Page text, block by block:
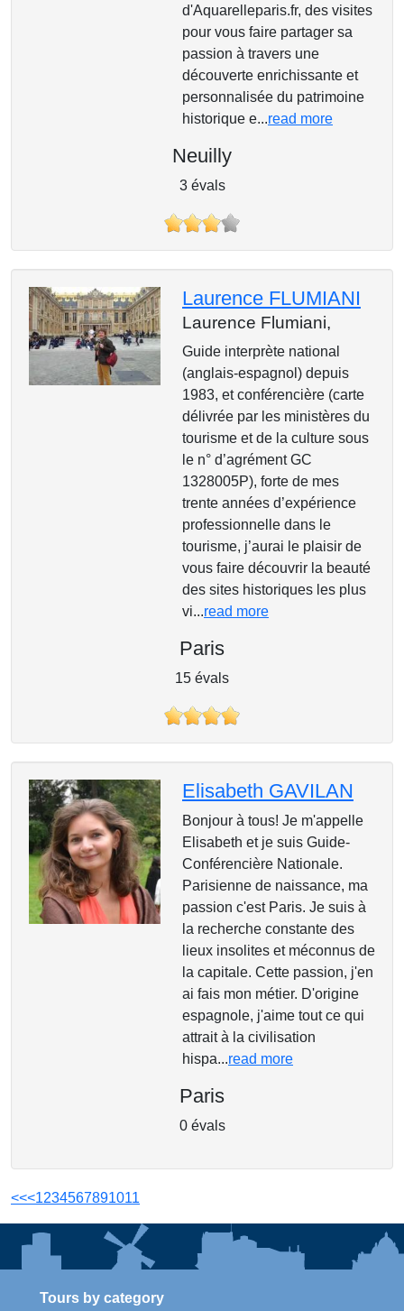
d'Aquarelleparis.fr, des visites
pour vous faire partager sa
passion à travers une
découverte enrichissante et
personnalisée du patrimoine
historique e...read more
Neuilly
3 évals
Laurence FLUMIANI
Laurence Flumiani,
Guide interprète national
(anglais-espagnol) depuis
1983, et conférencière (carte
délivrée par les ministères du
tourisme et de la culture sous
le n° d’agrément GC
1328005P), forte de mes
trente années d’expérience
professionnelle dans le
tourisme, j’aurai le plaisir de
vous faire découvrir la beauté
des sites historiques les plus
vi...read more
Paris
15 évals
Elisabeth GAVILAN
Bonjour à tous! Je m'appelle
Elisabeth et je suis Guide-
Conférencière Nationale.
Parisienne de naissance, ma
passion c'est Paris. Je suis à
la recherche constante des
lieux insolites et méconnus de
la capitale. Cette passion, j'en
ai fais mon métier. D'origine
espagnole, j'aime tout ce qui
attrait à la civilisation
hispa...read more
Paris
0 évals
<<<1234567891011
Tours by category